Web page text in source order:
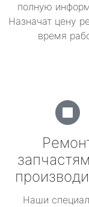
полную
Назначат цену
время
Наши